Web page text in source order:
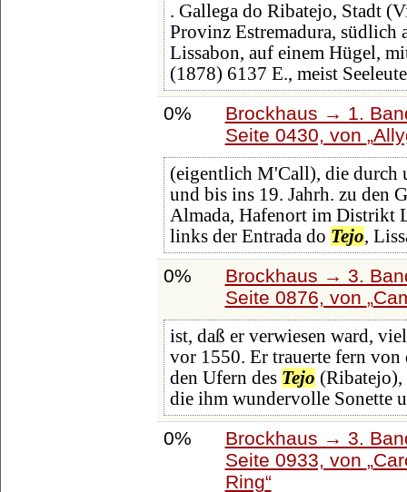
. Gallega do Ribatejo, Stadt
Provinz Estremadura, südlich
Lissabon, auf einem Hügel,
(1878) 6137 E., meist Seeleute
0%
Brockhaus → 1.
Seite 0430, von
(eigentlich M'Call), die durch
und bis ins 19. Jahrh. zu den
Almada, Hafenort im Distrikt
links der Entrada do Tejo,
0%
Brockhaus → 3.
Seite 0876, von
ist, daß er verwiesen ward,
vor 1550. Er trauerte fern von
den Ufern des Tejo (Ribatejo),
die ihm wundervolle Sonette
0%
Brockhaus → 3.
Seite 0933, von
Ring